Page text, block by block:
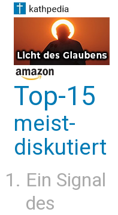
Top-15
meist-
diskutiert
Ein Signal
des